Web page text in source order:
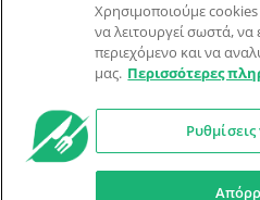
Υποβολή Συνταγής
Φόρμα Επικοινωνίας
© Dorpon • Μηχανή
Ο βοηθός μπορεί να κάνει
Χρησιμοποιούμε
να λειτουργεί σωστά, να
περιεχόμενο και να
μας. Περισσότερες